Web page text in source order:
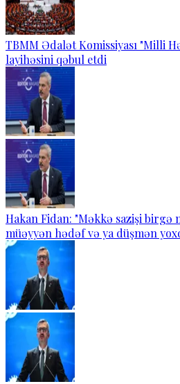
TBMM Ədalət Komissiyası "Milli
layihəsini qəbul etdi
Hakan Fidan: "Məkkə sazişi
müəyyən hədəf və ya düşmən